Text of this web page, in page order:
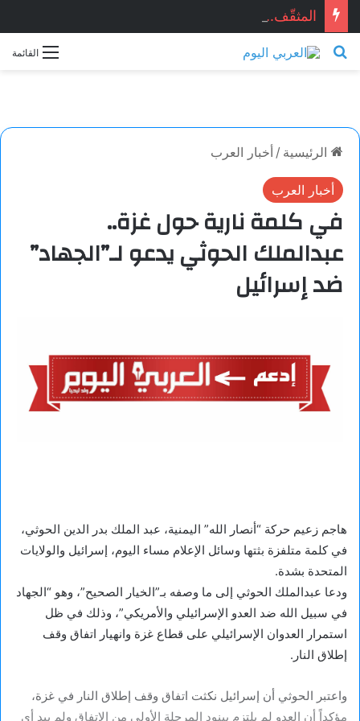
المثقّف.. قصيدة للشاعر السوري: ماجد الراوي
القائمة بحث عن
الرئيسية / أخبار العرب
أخبار العرب
في كلمة نارية حول غزة..
عبدالملك الحوثي يدعو لـ”الجهاد”
ضد إسرائيل
هاجم زعيم حركة “أنصار الله” اليمنية، عبد الملك بدر الدين الحوثي،
في كلمة متلفزة بثتها وسائل الإعلام مساء اليوم، إسرائيل والولايات
المتحدة بشدة.
ودعا عبدالملك الحوثي إلى ما وصفه بـ”الخيار الصحيح”، وهو “الجهاد
في سبيل الله ضد العدو الإسرائيلي والأمريكي”، وذلك في ظل
استمرار العدوان الإسرائيلي على قطاع غزة وانهيار اتفاق وقف
إطلاق النار.
واعتبر الحوثي أن إسرائيل نكثت اتفاق وقف إطلاق النار في غزة،
مؤكداً أن العدو لم يلتزم ببنود المرحلة الأولى من الاتفاق ولم يبدِ أي